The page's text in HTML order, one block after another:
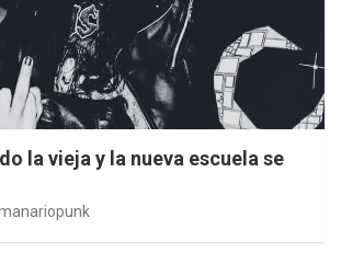
la vieja y la nueva escuela se